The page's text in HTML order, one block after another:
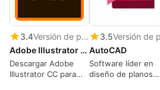
3.4
Versión de prueba
Adobe Illustrator CC
Descargar Adobe
Illustrator CC para
3.5
AutoCAD
Software líder en
diseño de planos